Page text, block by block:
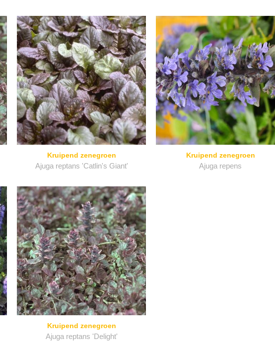
Kruipend zenegroen
Ajuga reptans 'Catlin's Giant'
Kruipend zenegroen
Ajuga repens
Kruipend zenegroen
Ajuga reptans 'Delight'